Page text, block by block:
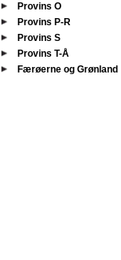
Provins O
Provins P-R
Provins S
Provins T-Å
Færøerne og Grønland